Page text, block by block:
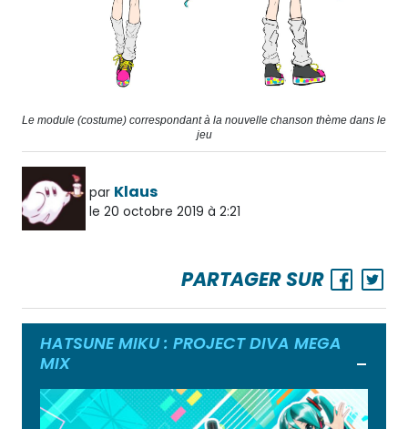
Le module (costume) correspondant à la nouvelle chanson thème dans le
jeu
par Klaus
le 20 octobre 2019 à 2:21
PARTAGER SUR
HATSUNE MIKU : PROJECT DIVA MEGA
MIX